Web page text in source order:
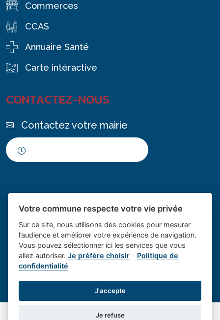
Commerces
CCAS
Annuaire Santé
Carte intéractive
CONTACTEZ-NOUS
Contactez votre mairie
Place du village la solution web
et appli des collectivités
- Le village de
Mentions légales- Gestion des cookies
Votre commune respecte votre vie privée
Sur ce site, nous utilisons des cookies pour mesurer
l’audience et améliorer votre expérience de navigation.
Vous pouvez sélectionner ici les services que vous
allez autoriser.Je préfère choisir - Politique de
confidentialité
J'accepte
Je refuse